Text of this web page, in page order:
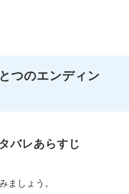
つのエンディン
バレあらすじ
ましょう。